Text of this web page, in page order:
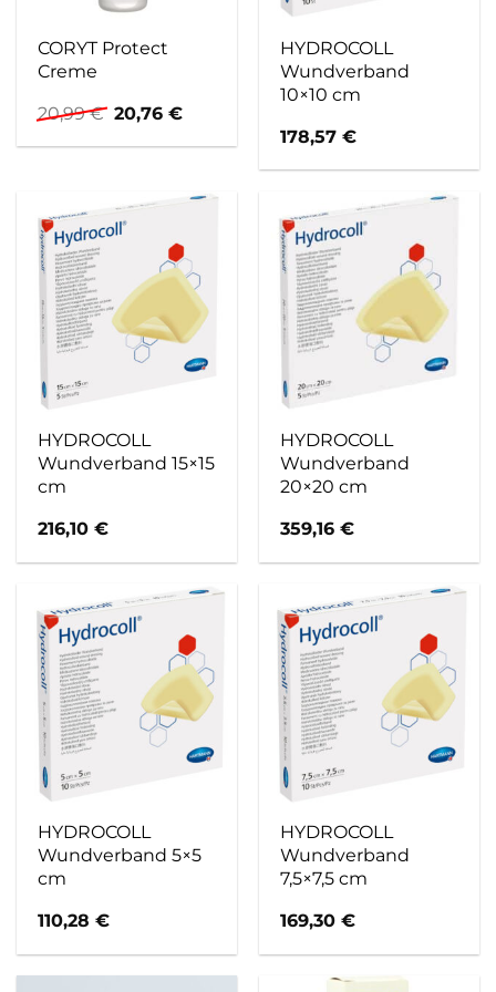
CORYT Protect
Creme
20,99€ Ursprünglicher
Preis
war:
20,76€Aktueller
ist:
HYDROCOLL
Wundverband
10×10 cm
178,57€
HYDROCOLL
Wundverband 15×15
cm
216,10€
HYDROCOLL
Wundverband
20×20 cm
359,16€
HYDROCOLL
Wundverband 5×5
cm
110,28€
HYDROCOLL
Wundverband
7,5×7,5 cm
169,30€